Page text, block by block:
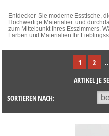
Entdecken Sie moderne Esstische,
Hochwertige Materialien und
zum Mittelpunkt Ihres Esszimmers.
Farben und Materialien Ihr
1 2
ARTIKEL JE
SORTIEREN NACH: